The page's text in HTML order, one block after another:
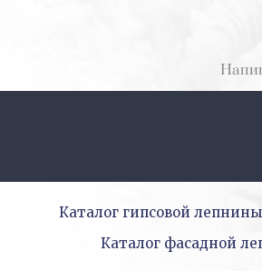
Каталог гипсовой лепнины
Каталог фасадной